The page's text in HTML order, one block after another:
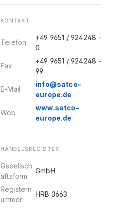
KONTAKT
Telefon
+49 9651 / 924248 -
0
Fax
+49 9651 / 924248 -
99
E-Mail
info@satco-
europe.de
Web
www.satco-
europe.de
HANDELSREGISTER
Gesellsch
aftsform
GmbH
Registern
ummer
HRB 3663